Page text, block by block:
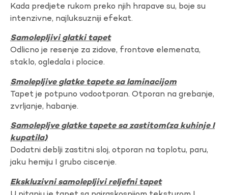
Kada predjete rukom preko njih hrapave su, boje su
intenzivne, najluksuzniji efekat.
Samolepljivi glatki tapet
Odlicno je resenje za zidove, frontove elemenata,
staklo, ogledala i plocice.
Smolepljive glatke tapete sa laminacijom
Tapet je potpuno vodootporan. Otporan na grebanje,
zvrljanje, habanje.
Samolepljve glatke tapete sa zastitom(za kuhinje I
kupatila)
Dodatni deblji zastitni sloj, otporan na toplotu, paru,
jaku hemiju I grubo ciscenje.
Ekskluzivni samolepljivi reljefni tapet